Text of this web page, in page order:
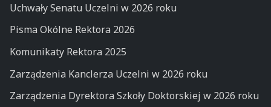
Uchwały Senatu Uczelni w 2026 roku
Pisma Okólne Rektora 2026
Komunikaty Rektora 2025
Zarządzenia Kanclerza Uczelni w 2026 roku
Zarządzenia Dyrektora Szkoły Doktorskiej w 2026 roku